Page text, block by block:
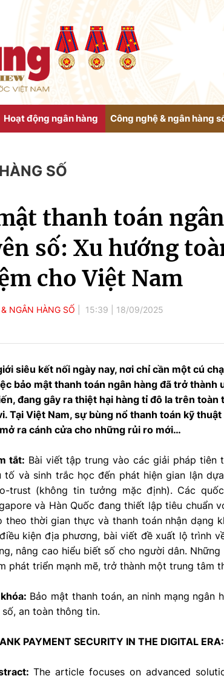
Hoạt động ngân hàng Công nghệ & ngân hàng
SỐ
thanh toán
số: Xu hướng
cho Việt Nam
NGÂN HÀNG SỐ 15:39 18/09/2025
siêu kết nối ngày nay, nơi chỉ cần một cú
bảo mật thanh toán ngân hàng đã trở
đang gây ra thiệt hại hàng tỉ đô la trên
Tại Việt Nam, sự bùng nổ thanh toán kỹ
ra cánh cửa cho những rủi ro mới…
tắt: Bài viết tập trung vào các giải pháp
tố và sinh trắc học đến phát hiện gian lận
trust (không tin tưởng mặc định). Các
và Hàn Quốc đang thiết lập tiêu chuẩn
theo thời gian thực và thanh toán nhận dạng
kiện địa phương, bài viết đề xuất lộ trình
nâng cao hiểu biết số cho người dân.
phát triển mạnh mẽ, trở thành một trung tâm
Bảo mật thanh toán, an ninh mạng ngân
an toàn thông tin.
PAYMENT SECURITY IN THE DIGITAL
The article focuses on advanced